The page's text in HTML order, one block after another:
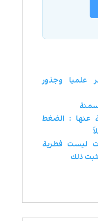
علميا وجذور
عنها : الضغط
ليست فطرية
ذلك